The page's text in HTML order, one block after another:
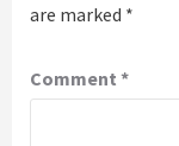
are marked *
Comment *